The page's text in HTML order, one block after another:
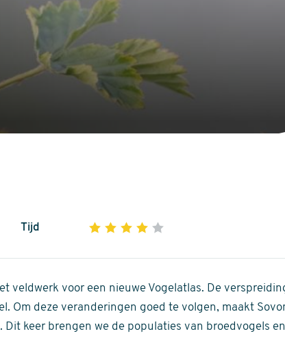
Tijd 1 2 3 4
of
5
stars
veldwerk voor een nieuwe Vogelatlas. De
Om deze veranderingen goed te volgen, maakt
Dit keer brengen we de populaties van broedvogels en